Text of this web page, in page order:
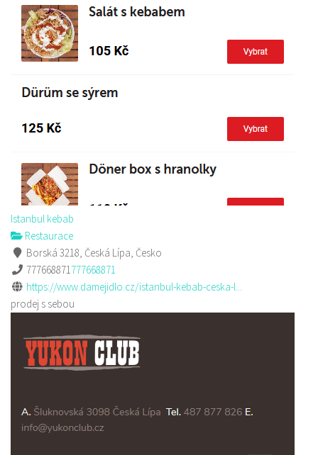
Istanbul kebab
Restaurace
Borská 3218, Česká Lípa, Česko
777668871777668871
https://www.damejidlo.cz/istanbul-kebab-ceska-l...
prodej s sebou